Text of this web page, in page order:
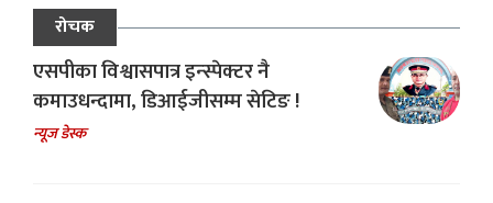
रोचक
एसपीका विश्वासपात्र इन्स्पेक्टर नै
कमाउधन्दामा, डिआईजीसम्म सेटिङ !
न्यूज डेस्क